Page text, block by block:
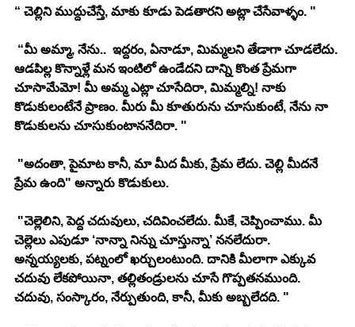
“ చెల్లిని ముద్దుచేస్తే, మాకు కూడు పెడతారని అట్లా చేసేవాళ్ళం. "
“మీ అమ్మా, నేను..  ఇద్దరం, ఏనాడూ, మిమ్మలని తేడాగా చూడలేదు.
ఆడపిల్ల కొన్నాళ్లే మన ఇంటిలో ఉండేదని దాన్ని కొంత ప్రేమగా
చూసామేమో! మీ అమ్మ ఎట్లా చూసేదిరా, మిమ్మల్ని! నాకు
కొడుకులంటేనే ప్రాణం. మీరు మీ కూతురును చూసుకుంటే, నేను నా
కొడుకులను చూసుకుంటాననేదిరా. "
"అదంతా, పైమాట కానీ, మా మీద మీకు, ప్రేమ లేదు. చెల్లి మీదనే
ప్రేమ ఉంది" అన్నారు కొడుకులు.
"చెల్లెలిని, పెద్ద చదువులు, చదివించలేదు. మీకే, చెప్పించాము. మీ
చెల్లెలు ఎపుడూ ‘నాన్నా నిన్ను చూస్తున్నా’ ననలేదురా.
అన్నయ్యలకు, పట్నంలో ఖర్చులంటుంది. దానికి మీలాగా ఎక్కువ
చదువు లేకపోయినా, తల్లితండ్రులను చూసే గొప్పతనముంది.
చదువు, సంస్కారం, నేర్పుతుంది, కానీ, మీకు అబ్బలేదది. "